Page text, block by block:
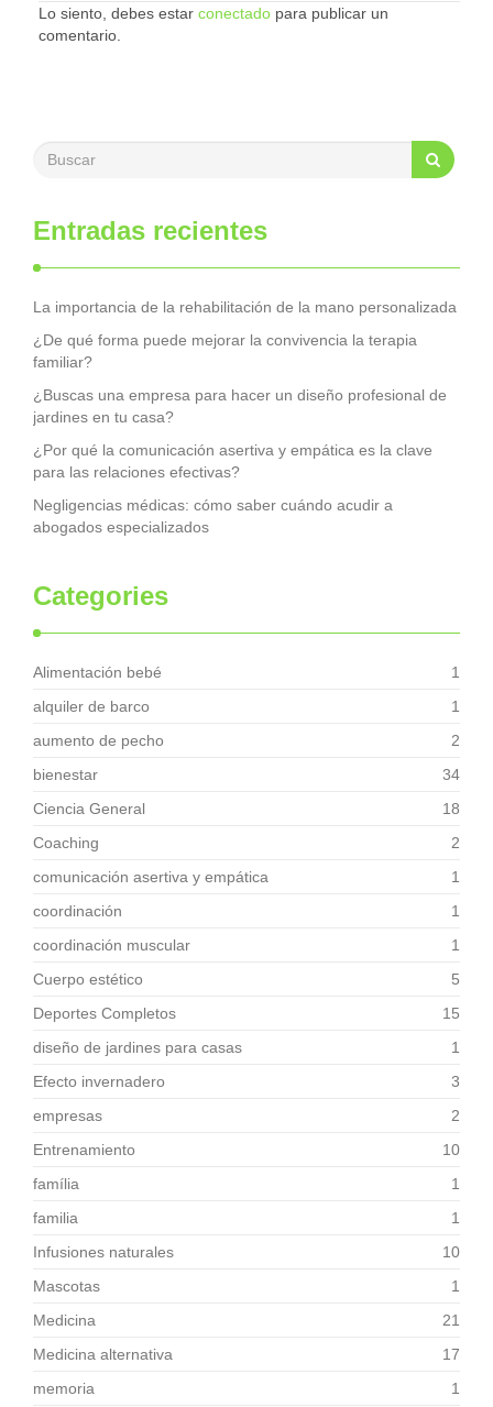
Lo siento, debes estar conectado para publicar un
comentario.
Entradas recientes
La importancia de la rehabilitación de la mano personalizada
¿De qué forma puede mejorar la convivencia la terapia
familiar?
¿Buscas una empresa para hacer un diseño profesional de
jardines en tu casa?
¿Por qué la comunicación asertiva y empática es la clave
para las relaciones efectivas?
Negligencias médicas: cómo saber cuándo acudir a
abogados especializados
Categories
Alimentación bebé
1
alquiler de barco
1
aumento de pecho
2
bienestar
34
Ciencia General
18
Coaching
2
comunicación asertiva y empática
1
coordinación
1
coordinación muscular
1
Cuerpo estético
5
Deportes Completos
15
diseño de jardines para casas
1
Efecto invernadero
3
empresas
2
Entrenamiento
10
família
1
familia
1
Infusiones naturales
10
Mascotas
1
Medicina
21
Medicina alternativa
17
memoria
1